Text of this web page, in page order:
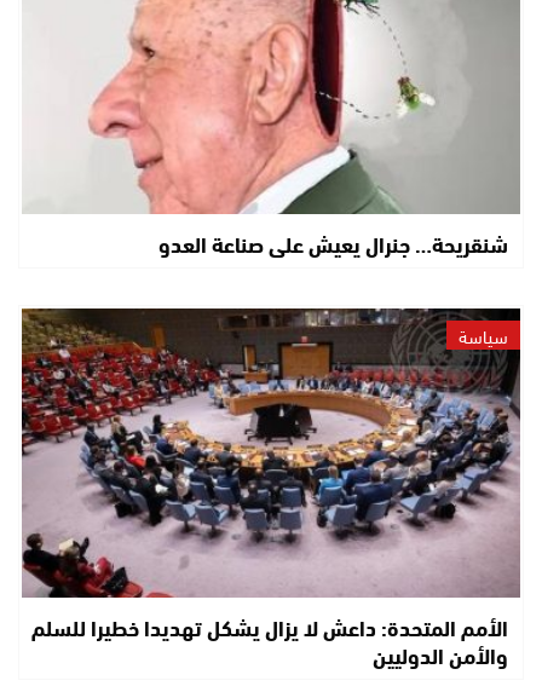
شنقريحة… جنرال يعيش على صناعة العدو
سياسة
الأمم المتحدة: داعش لا يزال يشكل تهديدا خطيرا للسلم
والأمن الدوليين